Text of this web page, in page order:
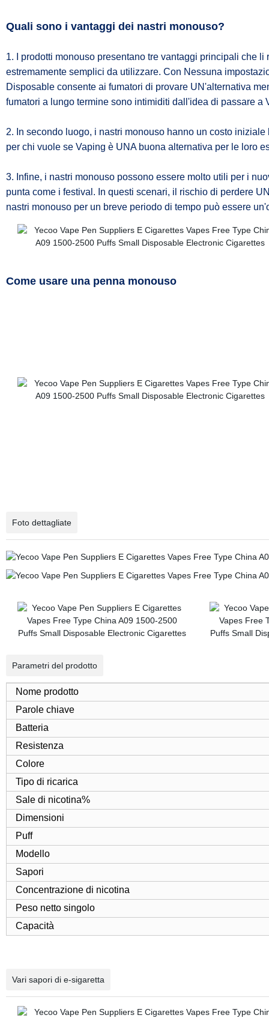
Quali sono i vantaggi dei nastri monouso?
1. I prodotti monouso presentano tre vantaggi principali che
estremamente semplici da utilizzare. Con Nessuna
Disposable consente ai fumatori di provare UN'alternativa
fumatori a lungo termine sono intimiditi dall'idea di passare a
2. In secondo luogo, i nastri monouso hanno un costo
per chi vuole se Vaping è UNA buona alternativa per le loro
3. Infine, i nastri monouso possono essere molto utili per i
punta come i festival. In questi scenari, il rischio di perdere
nastri monouso per un breve periodo di tempo può essere
Come usare una penna monouso
Foto dettagliate
Parametri del prodotto
Nome prodotto
Parole chiave
Batteria
Resistenza
Colore
Tipo di ricarica
Sale di nicotina%
Dimensioni
Puff
Modello
Sapori
Concentrazione di nicotina
Peso netto singolo
Capacità
Vari sapori di e-sigaretta